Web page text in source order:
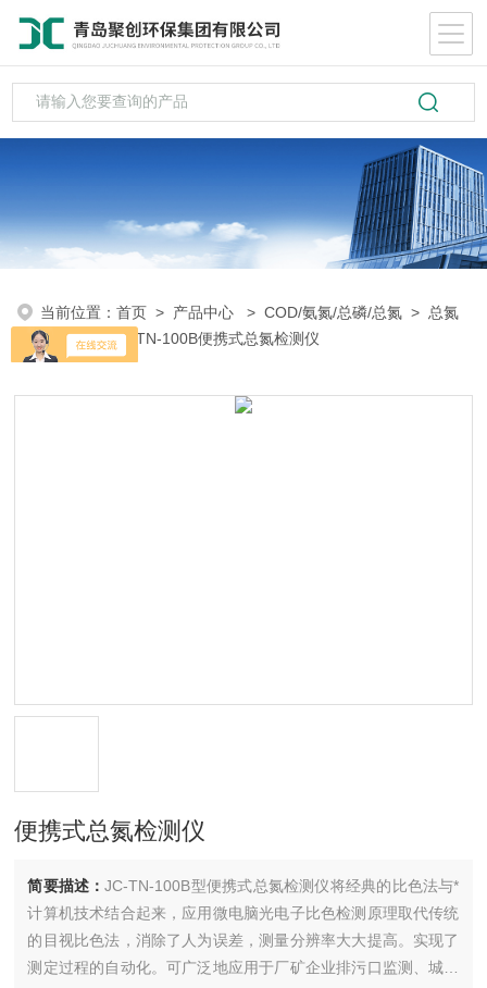
当前位置：首页 > 产品中心 >COD/氨氮/总磷/总氮 > 总氮
测定仪> JC-TN-100B便携式总氮检测仪
便携式总氮检测仪
简要描述：JC-TN-100B型便携式总氮检测仪将经典的比色法与*
计算机技术结合起来，应用微电脑光电子比色检测原理取代传统
的目视比色法，消除了人为误差，测量分辨率大大提高。实现了
测定过程的自动化。可广泛地应用于厂矿企业排污口监测、城市